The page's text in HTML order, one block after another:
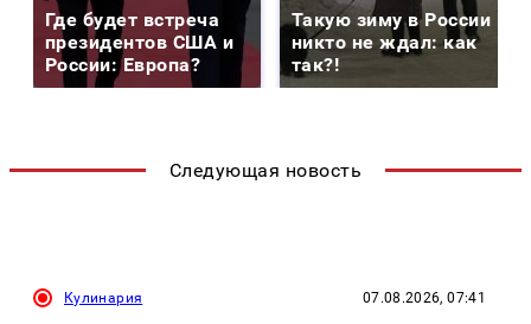
Где будет встреча
президентов США и
России: Европа?
Такую зиму в России
никто не ждал: как
так?!
Следующая новость
Кулинария 07.08.2026, 07:41